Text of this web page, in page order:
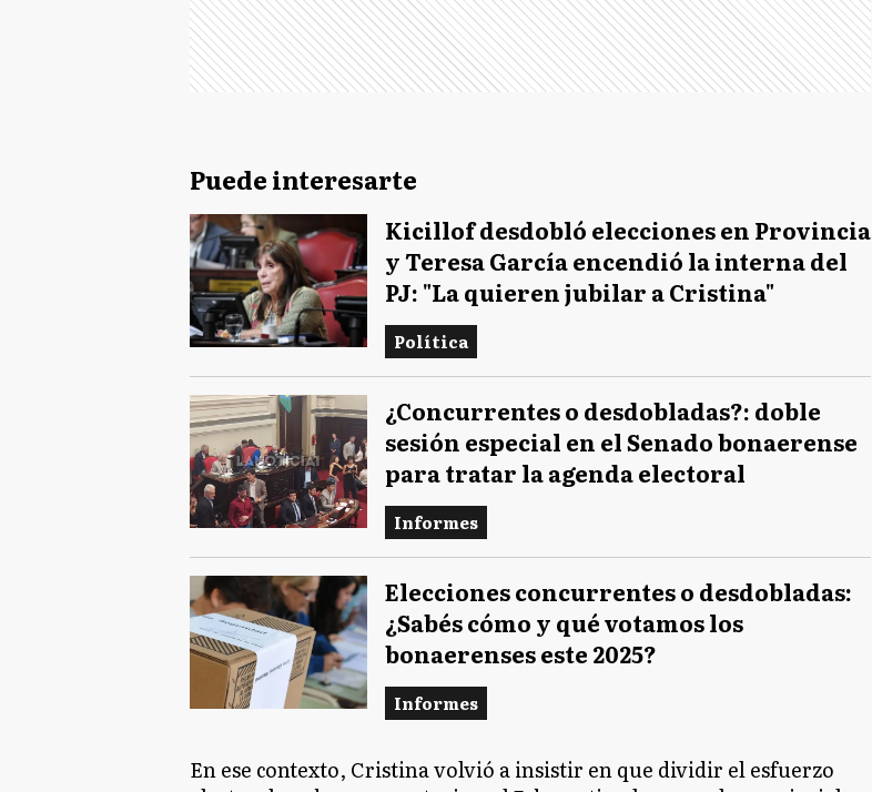
Puede interesarte
Kicillof desdobló elecciones en Provincia
y Teresa García encendió la interna del
PJ: "La quieren jubilar a Cristina"
Política
¿Concurrentes o desdobladas?: doble
sesión especial en el Senado bonaerense
para tratar la agenda electoral
Informes
Elecciones concurrentes o desdobladas:
¿Sabés cómo y qué votamos los
bonaerenses este 2025?
Informes
En ese contexto, Cristina volvió a insistir en que dividir el esfuerzo